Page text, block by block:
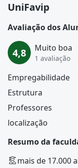
UniFavip
Avaliação dos
4,8 Muito boa
1 avaliação
Empregabilidade
Estrutura
Professores
localização
Resumo da
mais de 17.000